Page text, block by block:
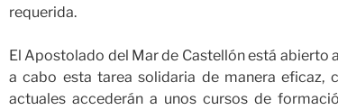
requerida.
El Apostolado del Mar de Castellón está
a cabo esta tarea solidaria de manera eficaz,
actuales accederán a unos cursos de